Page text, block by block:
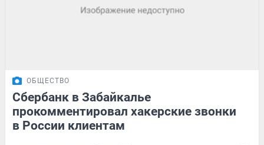
ОБЩЕСТВО
Сбербанк в Забайкалье
прокомментировал хакерские звонки
в России клиентам